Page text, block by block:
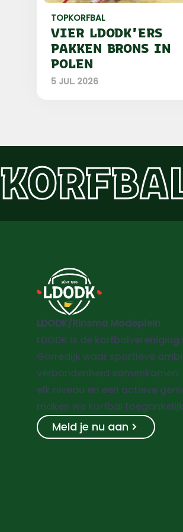
TOPKORFBAL
VIER LDODK'ERS
PAKKEN BRONS IN
POLEN
5 JUL. 2026
LDODK/Rinsma Modeplein
LDODK is de
Gorredijk waar sportieve
verbondenheid
elk niveau en een actieve
maken we korfbal
Meld je nu aan